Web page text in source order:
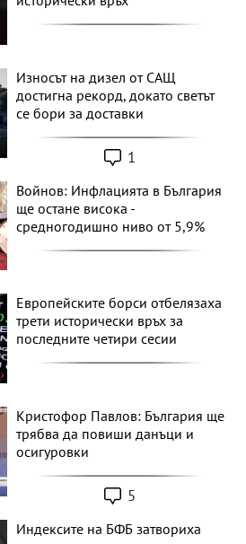
Износът на дизел от САЩ
достигна рекорд, докато светът
се бори за доставки
1
Войнов: Инфлацията в България
ще остане висока -
средногодишно ниво от 5,9%
Европейските борси отбелязаха
трети исторически връх за
последните четири сесии
Кристофор Павлов: България ще
трябва да повиши данъци и
осигуровки
5
Индексите на БФБ затвориха